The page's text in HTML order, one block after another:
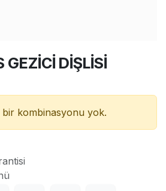
GEZİCİ DİŞLİSİ
kombinasyonu yok.